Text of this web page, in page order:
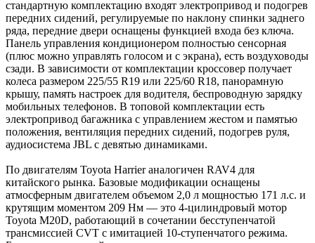
стандартную комплектацию входят электропривод и подогрев
передних сидений, регулируемые по наклону спинки заднего
ряда, передние двери оснащены функцией входа без ключа.
Панель управления кондиционером полностью сенсорная
(плюс можно управлять голосом и с экрана), есть воздуховоды
сзади. В зависимости от комплектации кроссовер получает
колеса размером 225/55 R19 или 225/60 R18, панорамную
крышу, память настроек для водителя, беспроводную зарядку
мобильных телефонов. В топовой комплектации есть
электропривод багажника с управлением жестом и памятью
положения, вентиляция передних сидений, подогрев руля,
аудиосистема JBL с девятью динамиками.
По двигателям Toyota Harrier аналогичен RAV4 для
китайского рынка. Базовые модификации оснащены
атмосферным двигателем объемом 2,0 л мощностью 171 л.с. и
крутящим моментом 209 Нм — это 4-цилиндровый мотор
Toyota M20D, работающий в сочетании бесступенчатой
трансмиссией CVT с имитацией 10-ступенчатого режима.